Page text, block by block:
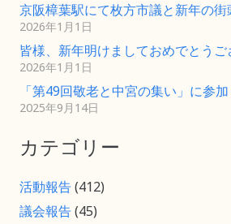
京阪樟葉駅にて枚方市議と新年の
2026年1月1日
皆様、新年明けましておめでとうご
2026年1月1日
「第49回敬老と中宮の集い」に参
2025年9月14日
カテゴリー
活動報告(412)
議会報告(45)